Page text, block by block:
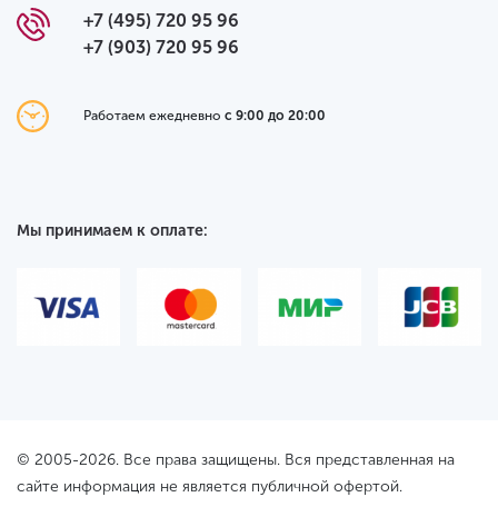
+7 (495) 720 95 96
+7 (903) 720 95 96
Работаем ежедневно с 9:00 до 20:00
Мы принимаем к оплате:
© 2005-2026. Все права защищены. Вся представленная на
сайте информация не является публичной офертой.